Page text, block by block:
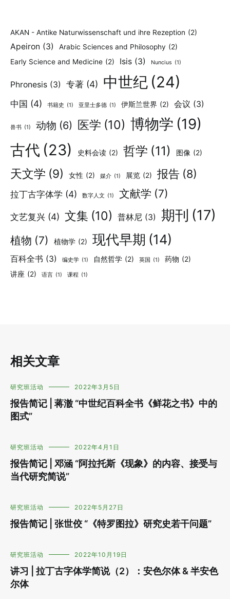
AKAN - Antike Naturwissenschaft und ihre Rezeption (2)
Apeiron (3) Arabic Sciences and Philosophy (2)
Early Science and Medicine (2) Isis (3) Nuncius (1)
Phronesis (3) 专著 (4) 中世纪 (24)
中国 (4) 书籍史 (1) 亚里士多德 (1) 伊斯兰世界 (2) 会议 (3)
兽书 (1) 动物 (6) 医学 (10) 博物学 (19)
古代 (23) 史料会读 (2) 哲学 (11) 图像 (2)
天文学 (9) 女性 (2) 媒介 (1) 展览 (2) 报告 (8)
拉丁古字体学 (4) 数字人文 (1) 文献学 (7)
文艺复兴 (4) 文集 (10) 普林尼 (3) 期刊 (17)
植物 (7) 植物学 (2) 现代早期 (14)
百科全书 (3) 编史学 (1) 自然哲学 (2) 英国 (1) 药物 (2)
讲座 (2) 语言 (1) 课程 (1)
相关文章
研究班活动 2022年3月5日
报告简记 | 蒋澈 “中世纪百科全书《鲜花之书》中的
图式”
研究班活动 2022年4月1日
报告简记 | 邓涵 “阿拉托斯《现象》的内容、接受与
当代研究简说”
研究班活动 2022年5月27日
报告简记 | 张世佼 “《特罗图拉》研究史若干问题”
研究班活动 2022年10月19日
讲习 | 拉丁古字体学简说（2）：安色尔体 & 半安色
尔体